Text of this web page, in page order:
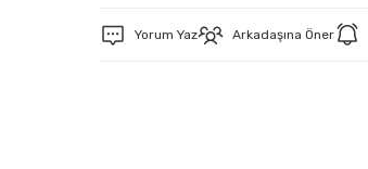
Yorum Yaz Arkadaşına Öner